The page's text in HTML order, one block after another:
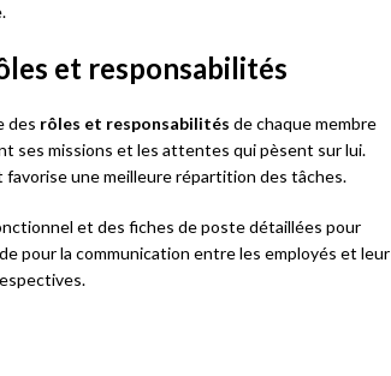
et responsabilités
des rôles et responsabilités de chaque membre
ses missions et les attentes qui pèsent sur lui.
une meilleure répartition des tâches.
et des fiches de poste détaillées pour
pour la communication entre les employés et leur